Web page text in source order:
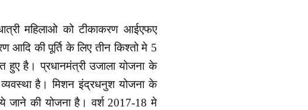
महिलाओ को टीकाकरण आईएफए
आदि की पूर्ति के लिए तीन किश्तो मे 5
हुए है। प्रधानमंत्री उजाला योजना के
व्यवस्था है। मिशन इंद्रधनुश योजना के
जाने की योजना है। वर्श 2017-18 मे